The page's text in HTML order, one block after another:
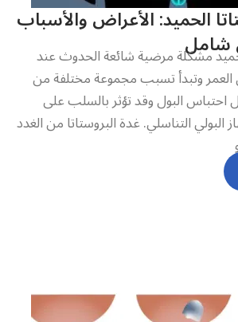
الحميد: الأعراض والأسباب
شاملمشكلة مرضية شائعة الحدوث عند
العمر وتبدأ تسبب مجموعة مختلفة من
احتباس البول وقد تؤثر بالسلب على
البولي التناسلي. غدة البروستاتا من الغدد